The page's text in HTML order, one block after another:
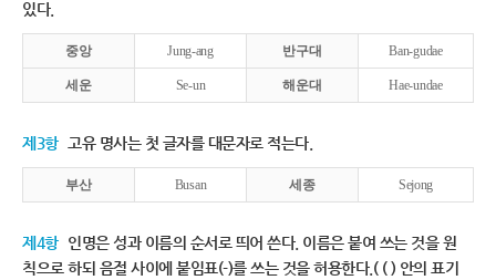
있다.
중앙 Jung-ang 반구대 Ban-gudae
세운 Se-un 해운대 Hae-undae
제3항 고유 명사는 첫 글자를 대문자로 적는다.
부산 Busan 세종 Sejong
제4항 인명은 성과 이름의 순서로 띄어 쓴다. 이름은 붙여 쓰는 것을 원
칙으로 하되 음절 사이에 붙임표(-)를 쓰는 것을 허용한다.( ( ) 안의 표기